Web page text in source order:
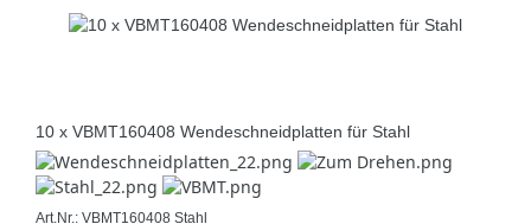
10 x VBMT160408 Wendeschneidplatten für Stahl
Art.Nr.: VBMT160408 Stahl